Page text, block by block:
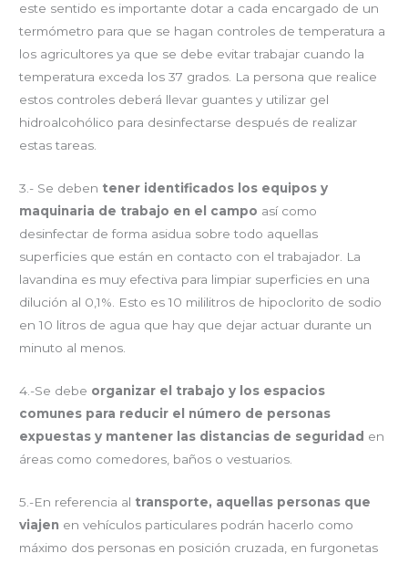
este sentido es importante dotar a cada encargado de un
termómetro para que se hagan controles de temperatura a
los agricultores ya que se debe evitar trabajar cuando la
temperatura exceda los 37 grados. La persona que realice
estos controles deberá llevar guantes y utilizar gel
hidroalcohólico para desinfectarse después de realizar
estas tareas.
3.- Se deben tener identificados los equipos y
maquinaria de trabajo en el campo así como
desinfectar de forma asidua sobre todo aquellas
superficies que están en contacto con el trabajador. La
lavandina es muy efectiva para limpiar superficies en una
dilución al 0,1%. Esto es 10 mililitros de hipoclorito de sodio
en 10 litros de agua que hay que dejar actuar durante un
minuto al menos.
4.-Se debe organizar el trabajo y los espacios
comunes para reducir el número de personas
expuestas y mantener las distancias de seguridad en
áreas como comedores, baños o vestuarios.
5.-En referencia al transporte, aquellas personas que
viajen en vehículos particulares podrán hacerlo como
máximo dos personas en posición cruzada, en furgonetas